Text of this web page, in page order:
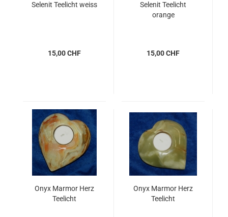
Selenit Teelicht weiss
15,00 CHF
Selenit Teelicht
orange
15,00 CHF
Onyx Marmor Herz
Teelicht
Onyx Marmor Herz
Teelicht